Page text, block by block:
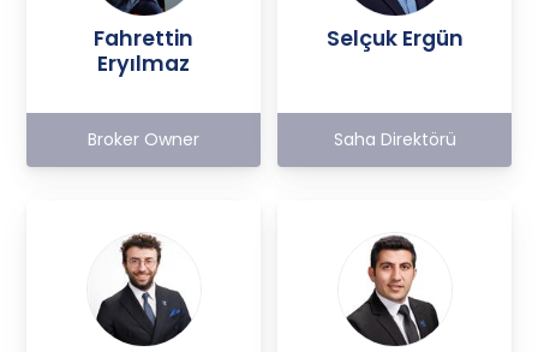
Fahrettin
Eryılmaz
Broker Owner
Selçuk Ergün
Saha Direktörü